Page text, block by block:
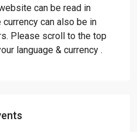
can be read in
currency can also be in
Please scroll to the top
language & currency .